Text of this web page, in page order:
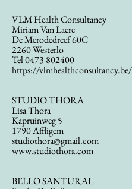
VLM Health Consultancy
Miriam Van Laere
De Merodedreef 60C
2260 Westerlo
Tel0473 802400
https://vlmhealthconsultancy.be/
STUDIO THORA
Lisa Thora
Kapruinweg 5
1790 Affligem
studiothora@gmail.com
www.studiothora.com
BELLO SANTURAL